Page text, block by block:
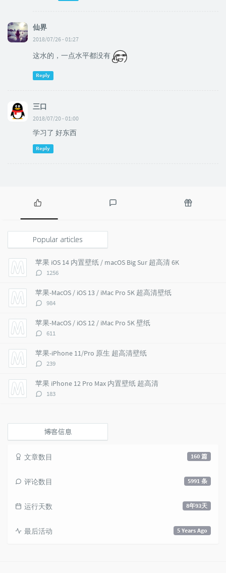
仙界
2018/07/26 - 01:27
这水的，一点水平都没有
Reply
三口
2018/07/20 - 01:00
学习了 好东西
Reply
P
p
u
l
a
r
a
r
t
i
c
l
e
s
t
m
n
s
Popular articles
苹果 iOS 14 内置壁纸 / macOS Big Sur 超高清 6K
评
数：
1256
苹果-MacOS / iOS 13 / iMac Pro 5K 超高清壁纸
评
数：
984
苹果-MacOS / iOS 12 / iMac Pro 5K 壁纸
评
数：
611
苹果-iPhone 11/Pro 原生 超高清壁纸
评
数：
239
苹果 iPhone 12 Pro Max 内置壁纸 超高清
评
183
博客信息
160 篇
文章数目
5991 条
评论数目
8年93天
运行天数
5 Years Ago
最后活动